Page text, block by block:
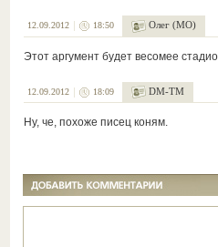
12.09.2012 18:50 Олег (МО)
Этот аргумент будет весомее
12.09.2012 18:09 DM-TM
Ну, че, похоже писец коням.